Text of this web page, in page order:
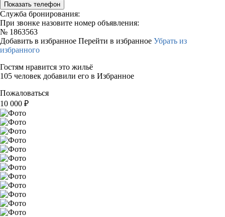
Показать телефон
Служба бронирования:
При звонке назовите номер объявления:
№ 1863563
Добавить в избранное Перейти в избранное Убрать из
избранного
Гостям нравится это жильё
105 человек добавили его в Избранное
Пожаловаться
10 000 ₽